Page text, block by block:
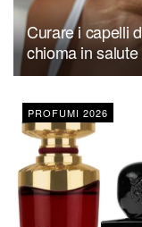
Curare i capelli
chioma in salute
PROFUMI 2026